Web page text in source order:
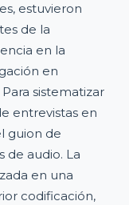
estuvieron
de la
en la
en
sistematizar
entrevistas en
guion de
de audio. La
en una
codificación,